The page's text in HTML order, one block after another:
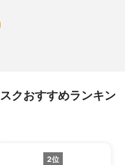
クおすすめランキン
2位